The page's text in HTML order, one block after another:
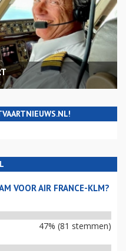
VOOR AIR FRANCE-KLM?
47% (81 stemmen)